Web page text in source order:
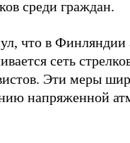
среди граждан.
что в Финляндии
сеть
Эти меры
напряженной